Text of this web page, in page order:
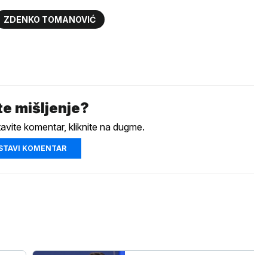
ZDENKO TOMANOVIĆ
mišljenje?
komentar, kliknite na dugme.
KOMENTAR